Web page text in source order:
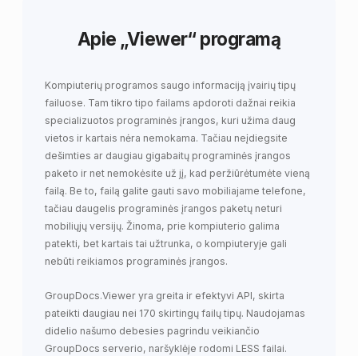
Apie „Viewer“ programą
Kompiuterių programos saugo informaciją įvairių tipų
failuose. Tam tikro tipo failams apdoroti dažnai reikia
specializuotos programinės įrangos, kuri užima daug
vietos ir kartais nėra nemokama. Tačiau neįdiegsite
dešimties ar daugiau gigabaitų programinės įrangos
paketo ir net nemokėsite už jį, kad peržiūrėtumėte vieną
failą. Be to, failą galite gauti savo mobiliajame telefone,
tačiau daugelis programinės įrangos paketų neturi
mobiliųjų versijų. Žinoma, prie kompiuterio galima
patekti, bet kartais tai užtrunka, o kompiuteryje gali
nebūti reikiamos programinės įrangos.
GroupDocs.Viewer yra greita ir efektyvi API, skirta
pateikti daugiau nei 170 skirtingų failų tipų. Naudojamas
didelio našumo debesies pagrindu veikiančio
GroupDocs serverio, naršyklėje rodomi LESS failai.